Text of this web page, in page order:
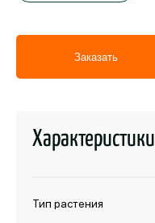
Заказать
Характеристики
Тип растения